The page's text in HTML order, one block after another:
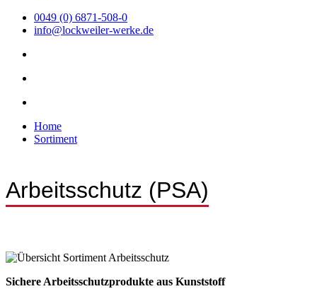
0049 (0) 6871-508-0
info@lockweiler-werke.de
Home
Sortiment
Arbeitsschutz (PSA)
Sichere Arbeitsschutzprodukte aus Kunststoff